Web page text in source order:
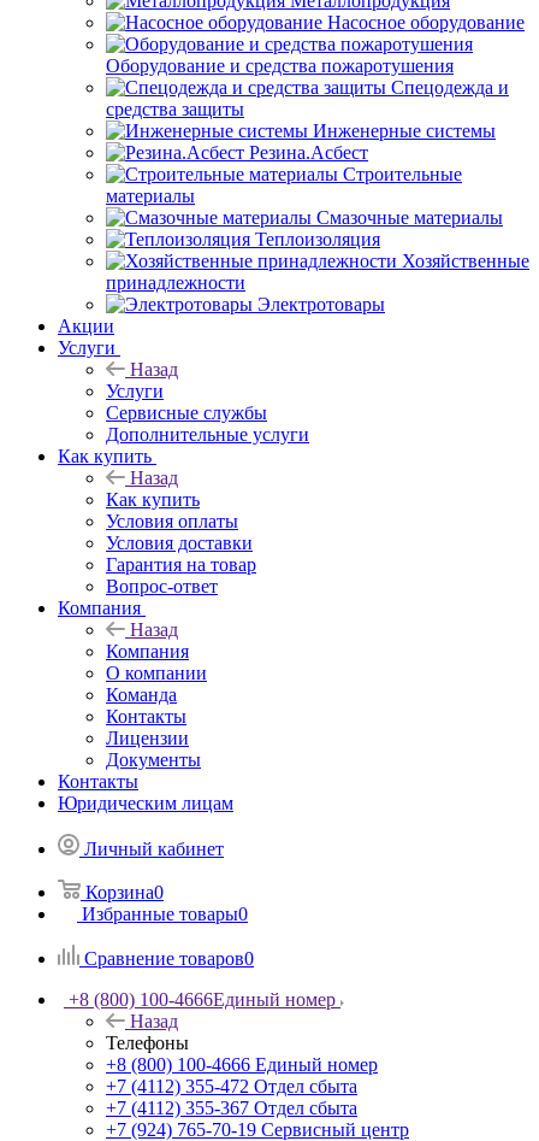
Насосное оборудование
Оборудование и средства пожаротушения
Спецодежда и
средства защиты
Инженерные системы
Резина.Асбест
Строительные
материалы
Смазочные материалы
Теплоизоляция
Хозяйственные
принадлежности
Электротовары
Акции
Услуги
Назад
Услуги
Сервисные службы
Дополнительные услуги
Как купить
Назад
Как купить
Условия оплаты
Условия доставки
Гарантия на товар
Вопрос-ответ
Компания
Назад
Компания
О компании
Команда
Контакты
Лицензии
Документы
Контакты
Юридическим лицам
Личный кабинет
Корзина0
Избранные товары0
Сравнение товаров0
+8 (800) 100-4666Единый номер
Назад
Телефоны
+8 (800) 100-4666 Единый номер
+7 (4112) 355-472 Отдел сбыта
+7 (4112) 355-367 Отдел сбыта
+7 (924) 765-70-19 Сервисный центр